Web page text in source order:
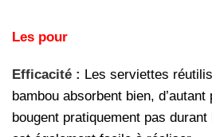
Les pour
Efficacité : Les serviettes
bambou absorbent bien, d’autant
bougent pratiquement pas